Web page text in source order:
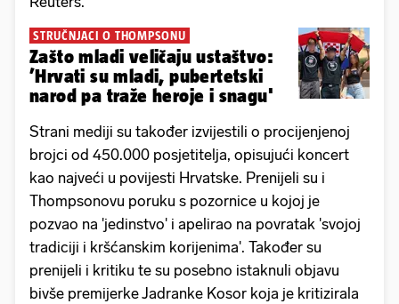
STRUČNJACI O THOMPSONU
Zašto mladi veličaju ustaštvo:
’Hrvati su mladi, pubertetski
narod pa traže heroje i snagu'
Strani mediji su također izvijestili o procijenjenoj
brojci od 450.000 posjetitelja, opisujući koncert
kao najveći u povijesti Hrvatske. Prenijeli su i
Thompsonovu poruku s pozornice u kojoj je
pozvao na 'jedinstvo' i apelirao na povratak 'svojoj
tradiciji i kršćanskim korijenima'. Također su
prenijeli i kritiku te su posebno istaknuli objavu
bivše premijerke Jadranke Kosor koja je kritizirala